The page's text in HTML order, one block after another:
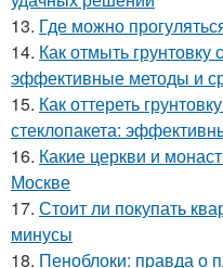
13. Где можно
14. Как отмыть грунтовку
эффективные методы и
15. Как оттереть
стеклопакета:
16. Какие церкви и
Москве
17. Стоит ли покупать
минусы
18. Пеноблоки: правда о